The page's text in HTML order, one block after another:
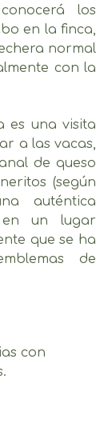
los
en la finca,
normal
con la
es una visita
a las vacas,
de queso
(según
auténtica
en un lugar
que se ha
de
con